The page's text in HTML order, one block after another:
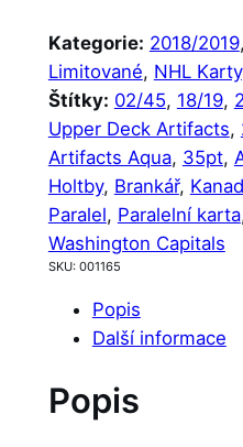
Kategorie: 2018/2019,
Limitované, NHL Karty
Štítky: 02/45, 18/19,
Upper Deck Artifacts,
Artifacts Aqua, 35pt,
Holtby, Brankář,
Paralel, Paralelní karta
Washington Capitals
SKU: 001165
Popis
Další informace
Popis